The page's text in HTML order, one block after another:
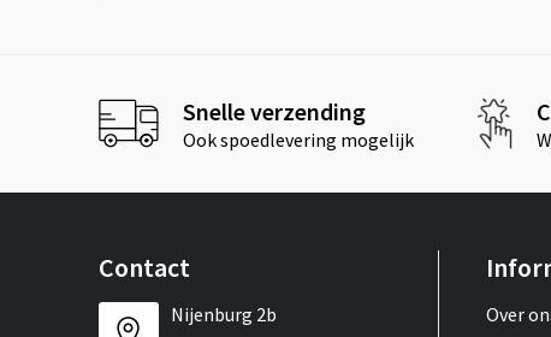
Snelle verzending
Ook spoedlevering mogelijk
Contact
Nijenburg 2b
Over